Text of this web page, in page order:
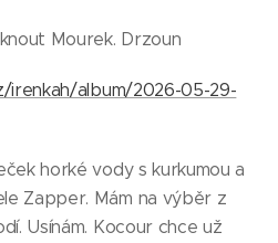
Mourek. Drzoun
irenkah/album/2026-05-29-
horké vody s kurkumou a
Zapper. Mám na výběr z
Usínám. Kocour chce už